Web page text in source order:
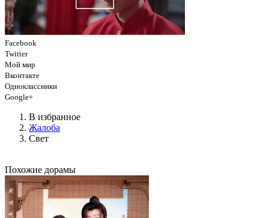
Facebook
Twitter
Мой мир
Вконтакте
Одноклассники
Google+
В избранное
Жалоба
Свет
Похожие дорамы